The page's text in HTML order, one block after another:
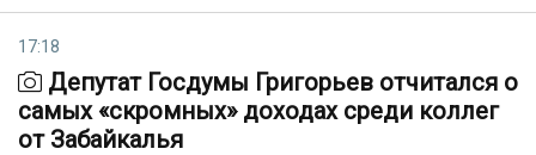
17:18
Депутат Госдумы Григорьев отчитался о
самых «скромных» доходах среди коллег
от Забайкалья